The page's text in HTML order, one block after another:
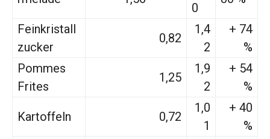
0
Feinkristall
zucker
0,82
1,4
2
+ 74
%
Pommes
Frites
1,25
1,9
2
+ 54
%
Kartoffeln 0,72
1,0
1
+ 40
%